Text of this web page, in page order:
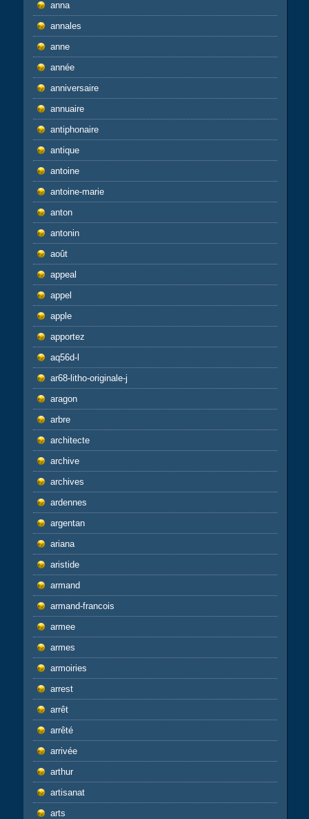
anna
annales
anne
année
anniversaire
annuaire
antiphonaire
antique
antoine
antoine-marie
anton
antonin
août
appeal
appel
apple
apportez
aq56d-l
ar68-litho-originale-j
aragon
arbre
architecte
archive
archives
ardennes
argentan
ariana
aristide
armand
armand-francois
armee
armes
armoiries
arrest
arrêt
arrêté
arrivée
arthur
artisanat
arts